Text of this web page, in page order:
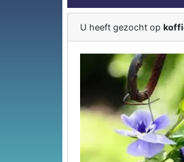
U heeft gezocht op